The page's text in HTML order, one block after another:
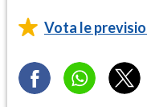
Vota le